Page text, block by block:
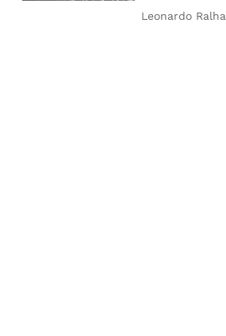
Leonardo Ralha